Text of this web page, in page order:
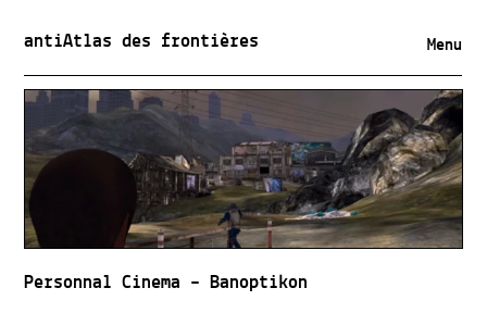
antiAtlas des frontières Menu
Personnal Cinema – Banoptikon